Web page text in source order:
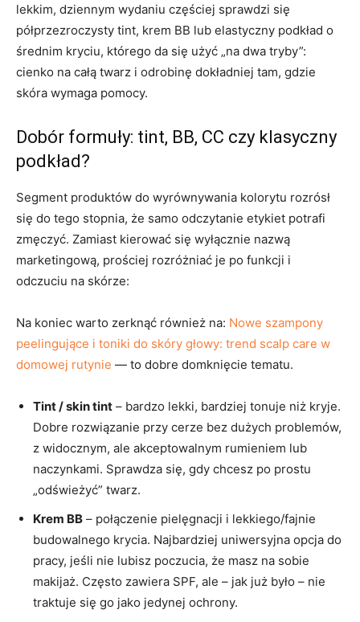
lekkim, dziennym wydaniu częściej sprawdzi się
półprzezroczysty tint, krem BB lub elastyczny podkład o
średnim kryciu, którego da się użyć „na dwa tryby”:
cienko na całą twarz i odrobinę dokładniej tam, gdzie
skóra wymaga pomocy.
Dobór formuły: tint, BB, CC czy klasyczny
podkład?
Segment produktów do wyrównywania kolorytu rozrósł
się do tego stopnia, że samo odczytanie etykiet potrafi
zmęczyć. Zamiast kierować się wyłącznie nazwą
marketingową, prościej rozróżniać je po funkcji i
odczuciu na skórze:
Na koniec warto zerknąć również na: Nowe szampony
peelingujące i toniki do skóry głowy: trend scalp care w
domowej rutynie — to dobre domknięcie tematu.
Tint / skin tint – bardzo lekki, bardziej tonuje niż kryje.
Dobre rozwiązanie przy cerze bez dużych problemów,
z widocznym, ale akceptowalnym rumieniem lub
naczynkami. Sprawdza się, gdy chcesz po prostu
„odświeżyć” twarz.
Krem BB – połączenie pielęgnacji i lekkiego/fajnie
budowalnego krycia. Najbardziej uniwersyjna opcja do
pracy, jeśli nie lubisz poczucia, że masz na sobie
makijaż. Często zawiera SPF, ale – jak już było – nie
traktuje się go jako jedynej ochrony.